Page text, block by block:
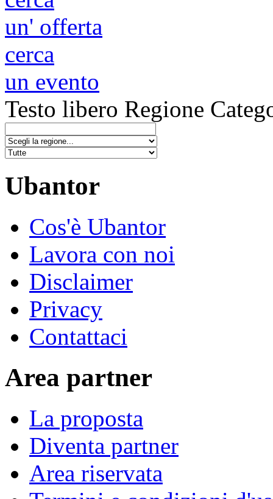
un' offerta
cerca
un evento
Testo libero Regione
Ubantor
Cos'è Ubantor
Lavora con noi
Disclaimer
Privacy
Contattaci
Area partner
La proposta
Diventa partner
Area riservata